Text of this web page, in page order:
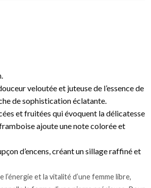
veloutée et juteuse de l’essence de
de sophistication éclatante.
et fruitées qui évoquent la délicatesse
ajoute une note colorée et
d’encens, créant un sillage raffiné et
et la vitalité d’une femme libre,